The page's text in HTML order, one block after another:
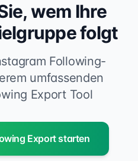
wem Ihre
folgt
Following-
umfassenden
Export Tool
Export starten